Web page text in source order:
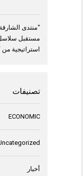
مستقبل سلاسل
استراتيجية من
تصنيفات
ECONOMIC
أخبار